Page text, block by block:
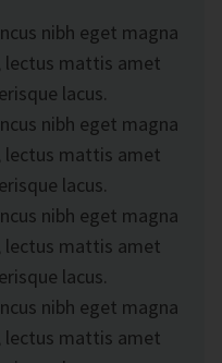
nibh eget magna
lectus mattis amet
lacus.
nibh eget magna
lectus mattis amet
lacus.
nibh eget magna
lectus mattis amet
lacus.
nibh eget magna
lectus mattis amet